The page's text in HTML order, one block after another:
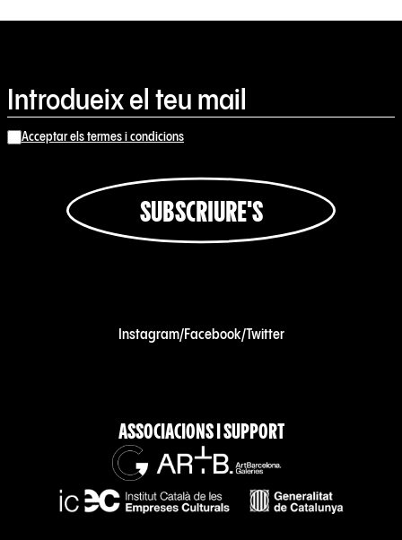
Acceptar els termes i condicions
SUBSCRIURE'S
Instagram/Facebook/Twitter
ASSOCIACIONS I SUPPORT